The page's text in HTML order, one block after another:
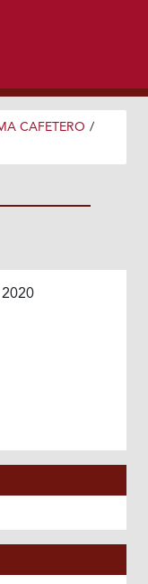
CAFETERO /